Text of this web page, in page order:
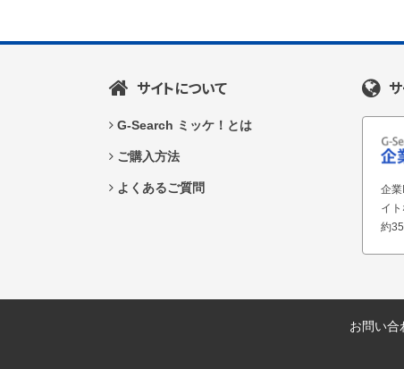
サイトについて
G-Search ミッケ！とは
ご購入方法
よくあるご質問
企
イ
約
お問い合